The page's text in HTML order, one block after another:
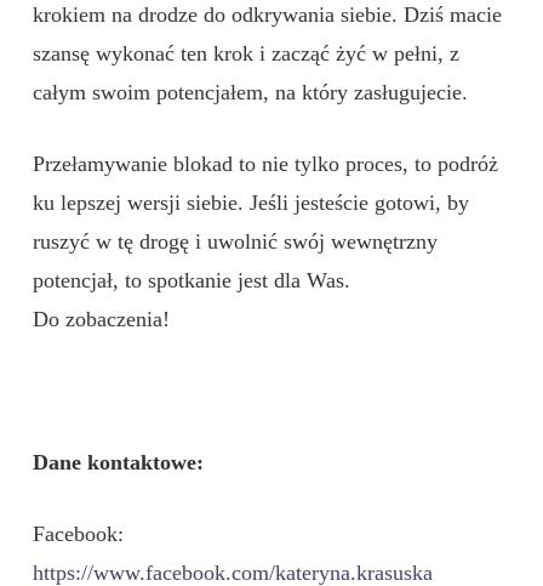
krokiem na drodze do odkrywania siebie. Dziś macie
szansę wykonać ten krok i zacząć żyć w pełni, z
całym swoim potencjałem, na który zasługujecie.
Przełamywanie blokad to nie tylko proces, to podróż
ku lepszej wersji siebie. Jeśli jesteście gotowi, by
ruszyć w tę drogę i uwolnić swój wewnętrzny
potencjał, to spotkanie jest dla Was.
Do zobaczenia!
Dane kontaktowe:
Facebook:
https://www.facebook.com/kateryna.krasuska